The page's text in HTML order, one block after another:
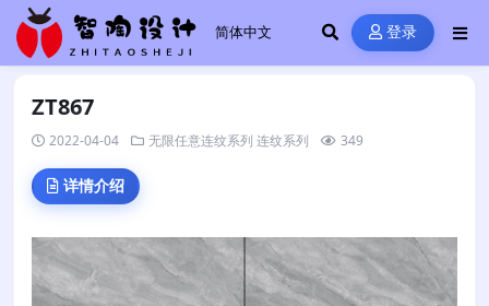
登录
ZT867
2022-04-04 无限任意连纹系列 连纹系列 349
详情介绍